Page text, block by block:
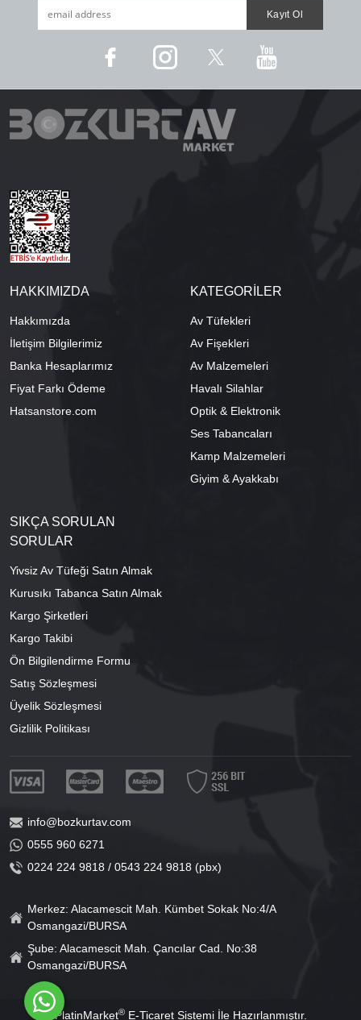
HAKKIMIZDA
Hakkımızda
İletişim Bilgilerimiz
Banka Hesaplarımız
Fiyat Farkı Ödeme
Hatsanstore.com
KATEGORİLER
Av Tüfekleri
Av Fişekleri
Av Malzemeleri
Havalı Silahlar
Optik & Elektronik
Ses Tabancaları
Kamp Malzemeleri
Giyim & Ayakkabı
SIKÇA SORULAN
SORULAR
Yivsiz Av Tüfeği Satın Almak
Kurusıkı Tabanca Satın Almak
Kargo Şirketleri
Kargo Takibi
Ön Bilgilendirme Formu
Satış Sözleşmesi
Üyelik Sözleşmesi
Gizlilik Politikası
info@bozkurtav.com
0555 960 6271
0224 224 9818 / 0543 224 9818 (pbx)
Merkez: Alacamescit Mah. Kümbet Sokak No:4/A
Osmangazi/BURSA
Şube: Alacamescit Mah. Çancılar Cad. No:38
Osmangazi/BURSA
PlatinMarket®E-Ticaret Sistemiİle Hazırlanmıştır.